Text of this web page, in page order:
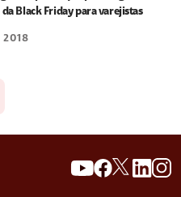
da Black Friday para varejistas
2018